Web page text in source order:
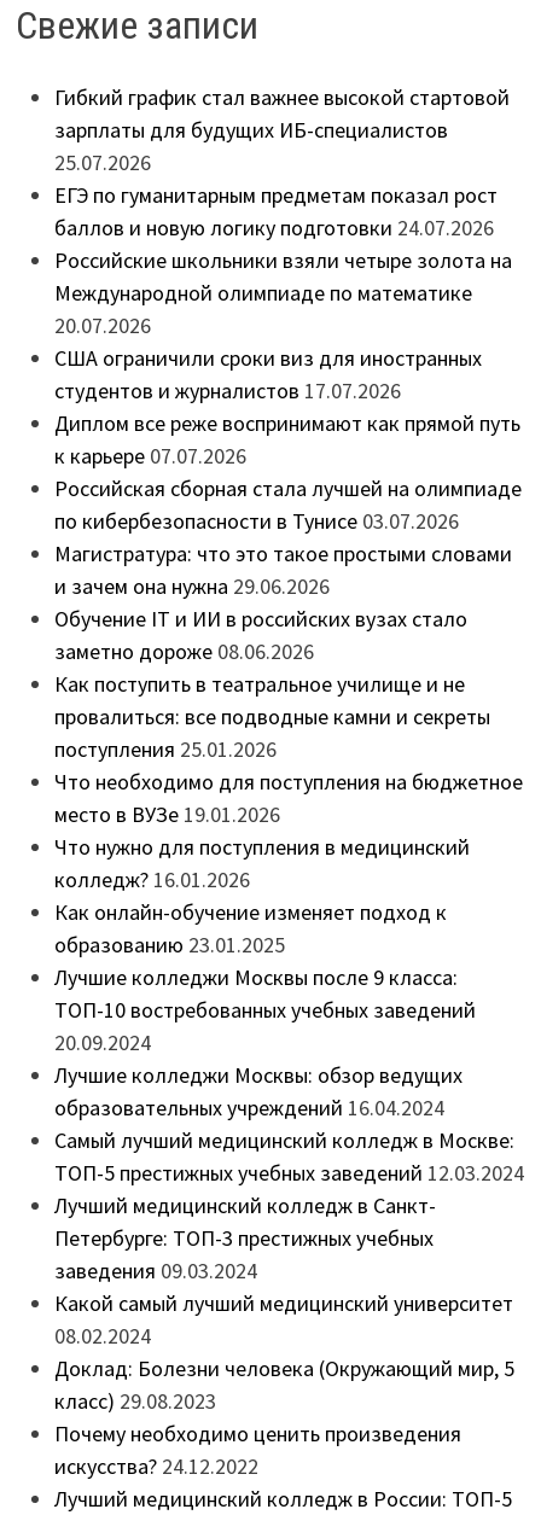
Свежие записи
Гибкий график стал важнее высокой стартовой
зарплаты для будущих ИБ-специалистов
25.07.2026
ЕГЭ по гуманитарным предметам показал рост
баллов и новую логику подготовки 24.07.2026
Российские школьники взяли четыре золота на
Международной олимпиаде по математике
20.07.2026
США ограничили сроки виз для иностранных
студентов и журналистов 17.07.2026
Диплом все реже воспринимают как прямой путь
к карьере 07.07.2026
Российская сборная стала лучшей на олимпиаде
по кибербезопасности в Тунисе 03.07.2026
Магистратура: что это такое простыми словами
и зачем она нужна 29.06.2026
Обучение IT и ИИ в российских вузах стало
заметно дороже 08.06.2026
Как поступить в театральное училище и не
провалиться: все подводные камни и секреты
поступления 25.01.2026
Что необходимо для поступления на бюджетное
место в ВУЗе 19.01.2026
Что нужно для поступления в медицинский
колледж? 16.01.2026
Как онлайн-обучение изменяет подход к
образованию 23.01.2025
Лучшие колледжи Москвы после 9 класса:
ТОП-10 востребованных учебных заведений
20.09.2024
Лучшие колледжи Москвы: обзор ведущих
образовательных учреждений 16.04.2024
Самый лучший медицинский колледж в Москве:
ТОП-5 престижных учебных заведений 12.03.2024
Лучший медицинский колледж в Санкт-
Петербурге: ТОП-3 престижных учебных
заведения 09.03.2024
Какой самый лучший медицинский университет
08.02.2024
Доклад: Болезни человека (Окружающий мир, 5
класс) 29.08.2023
Почему необходимо ценить произведения
искусства? 24.12.2022
Лучший медицинский колледж в России: ТОП-5